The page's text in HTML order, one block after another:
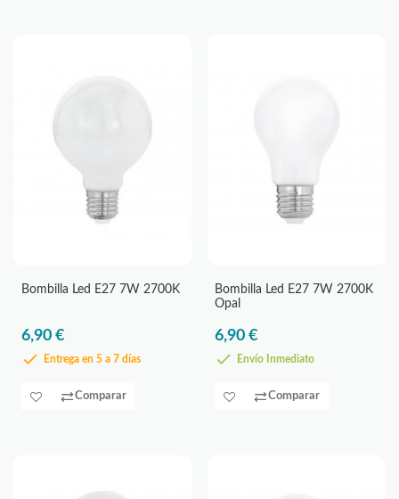
Bombilla Led E27 7W 2700K
6,90 €
Entrega en 5 a 7 días
Comparar
Bombilla Led E27 7W 2700K
Opal
6,90 €
Envío Inmediato
Comparar